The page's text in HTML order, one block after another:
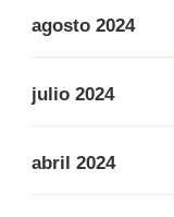
agosto 2024
julio 2024
abril 2024